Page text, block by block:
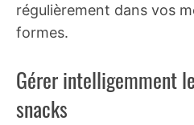
régulièrement dans vos
formes.
Gérer intelligemment
snacks